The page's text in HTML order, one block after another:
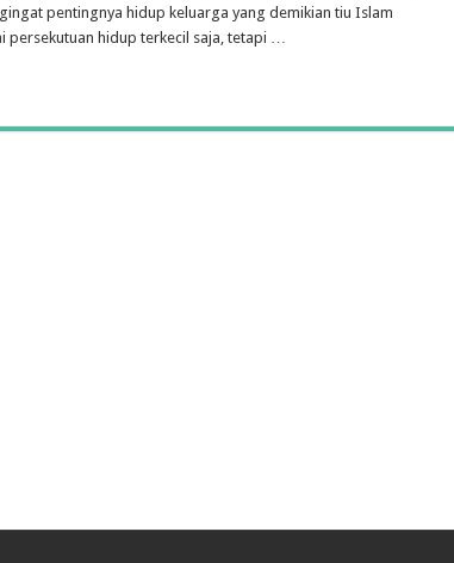
pentingnya hidup keluarga yang demikian tiu Islam
persekutuan hidup terkecil saja, tetapi …